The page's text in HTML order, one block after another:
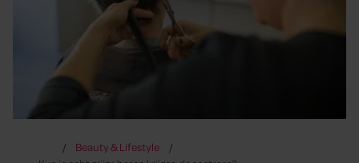
Beauty & Lifestyle